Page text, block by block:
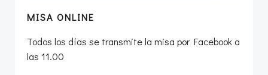
MISA ONLINE
Todos los días se transmite la misa por Facebook a
las 11.00